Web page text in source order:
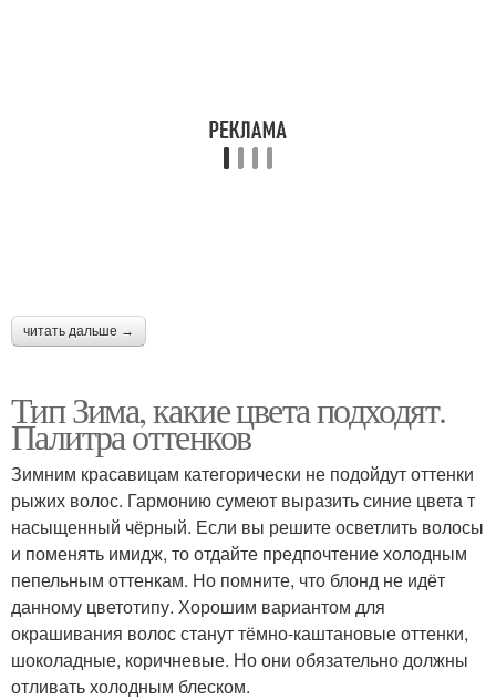
читать дальше →
Тип Зима, какие цвета подходят.
Палитра оттенков
Зимним красавицам категорически не подойдут оттенки
рыжих волос. Гармонию сумеют выразить синие цвета т
насыщенный чёрный. Если вы решите осветлить волосы
и поменять имидж, то отдайте предпочтение холодным
пепельным оттенкам. Но помните, что блонд не идёт
данному цветотипу. Хорошим вариантом для
окрашивания волос станут тёмно-каштановые оттенки,
шоколадные, коричневые. Но они обязательно должны
отливать холодным блеском.